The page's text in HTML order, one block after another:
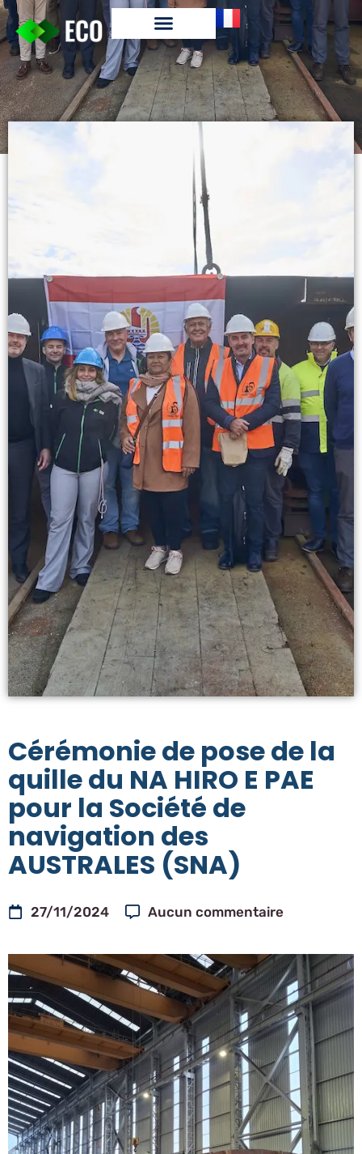
Cérémonie de pose de la
quille du NA HIRO E PAE
pour la Société de
navigation des
AUSTRALES (SNA)
27/11/2024 Aucun commentaire